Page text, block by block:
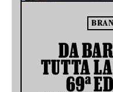
DA
TUTTA
69ª